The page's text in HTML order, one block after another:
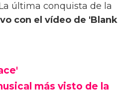
última conquista de la
con el vídeo de 'Blank
más visto de la